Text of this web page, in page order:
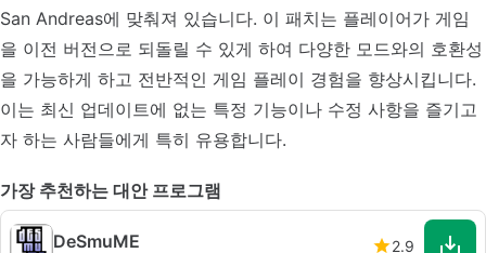
San Andreas에 맞춰져 있습니다. 이 패치는 플레이어가 게임
을 이전 버전으로 되돌릴 수 있게 하여 다양한 모드와의 호환성
을 가능하게 하고 전반적인 게임 플레이 경험을 향상시킵니다.
이는 최신 업데이트에 없는 특정 기능이나 수정 사항을 즐기고
자 하는 사람들에게 특히 유용합니다.
가장 추천하는 대안 프로그램
DeSmuME 2.9